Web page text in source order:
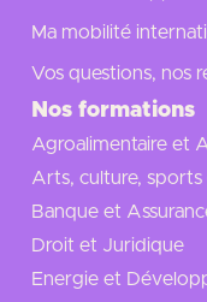
Ma mobilité
Vos questions, nos
Nos formations
Agroalimentaire et
Arts, culture, sports
Banque et
Droit et Juridique
Energie et